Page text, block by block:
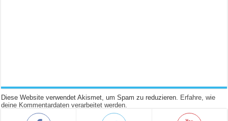
Diese Website verwendet Akismet, um Spam zu reduzieren. Erfahre, wie
deine Kommentardaten verarbeitet werden.